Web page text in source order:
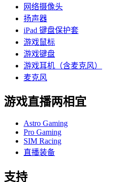
网络摄像头
扬声器
iPad 键盘保护套
游戏鼠标
游戏键盘
游戏耳机（含麦克风）
麦克风
游戏直播两相宜
Astro Gaming
Pro Gaming
SIM Racing
直播装备
支持